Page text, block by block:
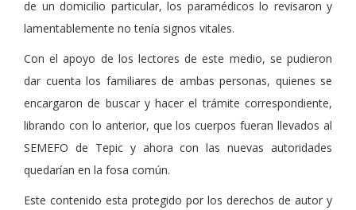
de un domicilio particular, los paramédicos lo revisaron y
lamentablemente no tenía signos vitales.
Con el apoyo de los lectores de este medio, se pudieron
dar cuenta los familiares de ambas personas, quienes se
encargaron de buscar y hacer el trámite correspondiente,
librando con lo anterior, que los cuerpos fueran llevados al
SEMEFO de Tepic y ahora con las nuevas autoridades
quedarían en la fosa común.
Este contenido esta protegido por los derechos de autor y